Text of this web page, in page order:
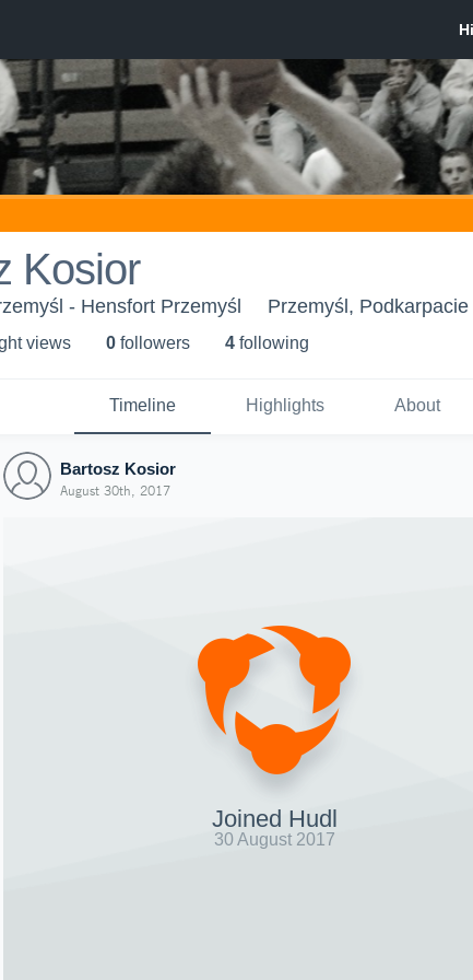
Kosior
- Hensfort Przemyśl Przemyśl, Podkarpacie
views 0 followers 4 following
Timeline Highlights About
Bartosz Kosior
August 30th, 2017
Joined Hudl
30 August 2017